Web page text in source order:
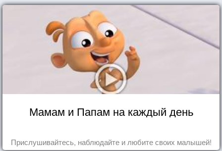
Мамам и Папам на каждый день
Прислушивайтесь, наблюдайте и любите своих малышей!